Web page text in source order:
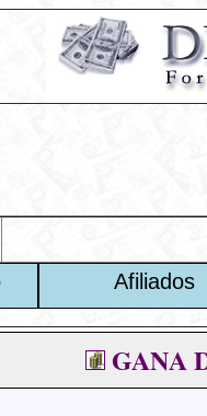
Afiliados
GANA